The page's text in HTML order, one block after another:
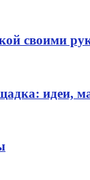
своими
идеи,